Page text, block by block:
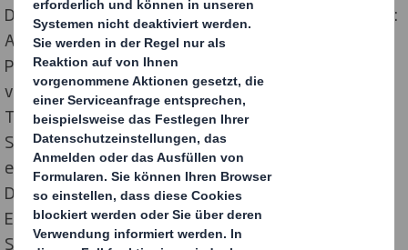
Die niederländische Marke Tony’s Chocolonely beweist:
Auch Schokolade für den Massenmarkt kann zu 100
Prozent fair produziert werden. In Holland ist das
verantwortungsvolle Label bereits die Nr. 1. Nun will
Tony’s Chocolonely mit seinen knallig-bunt verpackten
Schokoladentafeln im europäischen Markt
expandieren. Mitstreiter für die gute Sache ist der
Display- und Verpackungsspezialist DS Smith. Als
Exklusivpartner entwickelt und produziert der Full-
Service-Anbieter länderübergreifend sämtliche